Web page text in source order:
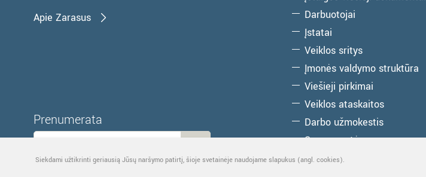
Siekdami užtikrinti geriausią Jūsų naršymo patirtį, šioje svetainėje naudojame slapukus (angl. cookies).
Apie Zarasus
Darbuotojai
Įstatai
Veiklos sritys
Įmonės valdymo struktūra
Viešieji pirkimai
Veiklos ataskaitos
Darbo užmokestis
Savanorystė
Parama turizmo centrui
Prenumerata